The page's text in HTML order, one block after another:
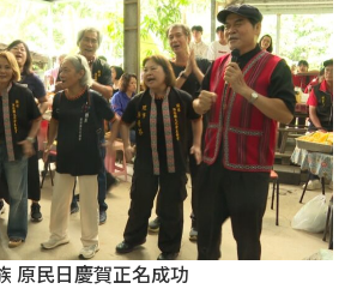
原民日慶賀正名成功